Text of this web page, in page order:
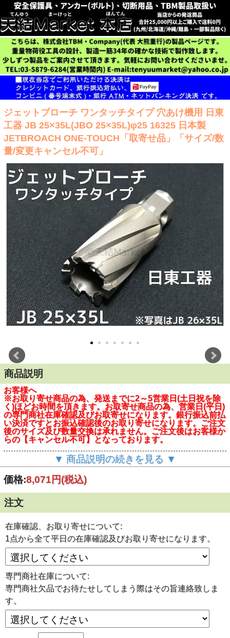
ジェットブローチ ワンタッチタイプ 穴あけ機用 日東
工器 JB 25×35L(JBO 25×35L)φ25 16325 日本製
JETBROACH ONE-TOUCH「取寄せ品」「サイズ/数
量/変更キャンセル不可」
商品説明
お客様へ
※お取り寄せ商品の為、発送までに2～5営業日(土日祝を除
く)ほどお時間を頂きます。お取寄せ商品の為、営業日(平日)
の専門商社在庫確認及びお取寄せになります。銀行振込前払
い決済ですとお振込確認後のお取り寄せになります。ご注文
後のサイズ及び数量交換は承れません。ご注文後はお客様か
らの【キャンセル不可】となっております。
※この商品は在庫変動がはげしい為、商社において欠品にな
ることがございます。その際は2週間～4週間ほどお待たせし
てしまうことがございます。遅れる際はその旨ご連絡致しま
す。商社在庫平日営業時間での確認です。遅れるときはキャ
ご注文前に今一度ご確認くださいませ！
※※サイズ/数量お間違えの無いようにご注文をお願い致し
ます。ご注文後のキャンセル、サイズ交換等は承れませんの
でご注意くださいませ。
※※クレジットカード決済につきましては、原則 日本国内
発行のカードに限らせて頂きます。
■環状刃物
工具不要ワンタッチで刃物交換が可能です。
使用する刃物サイズに合わせたパイロットピンを刃物に差し
込んでください。
環状穴あけ刃物 最大板厚さ35mm アトラだけでなくアタ
ッチメントを使用して旋盤やマシニングセンターへワンタッ
チで取り付け出来ます。
▼ 商品説明の続きを見る ▼
価格:8,071円(税込)
注文
在庫確認、お取り寄せについて:
1点から全て平日の在庫確認及びお取り寄せになります。
専門商社在庫について:
専門商社欠品でお待たせしてしまう際はその旨連絡致しま
す。